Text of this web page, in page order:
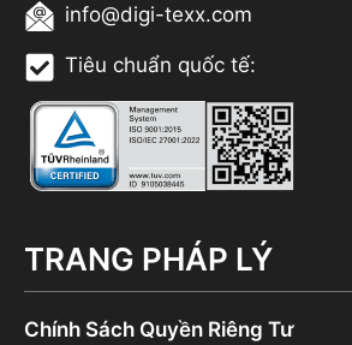
info@digi-texx.com
Tiêu chuẩn quốc tế:
TRANG PHÁP LÝ
Chính Sách Quyền Riêng Tư